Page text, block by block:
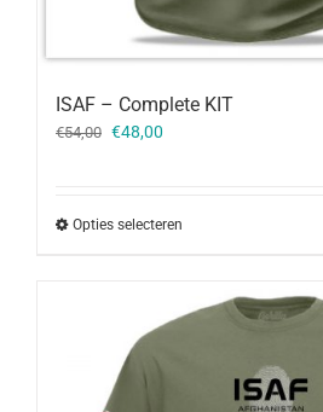
ISAF – Complete KIT
€54,00 Oorspronkelijke
€48,00
Opties selecteren